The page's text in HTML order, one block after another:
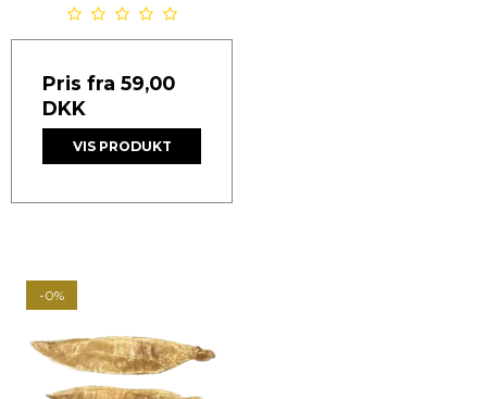
Pris fra 59,00
DKK
VIS PRODUKT
-0%